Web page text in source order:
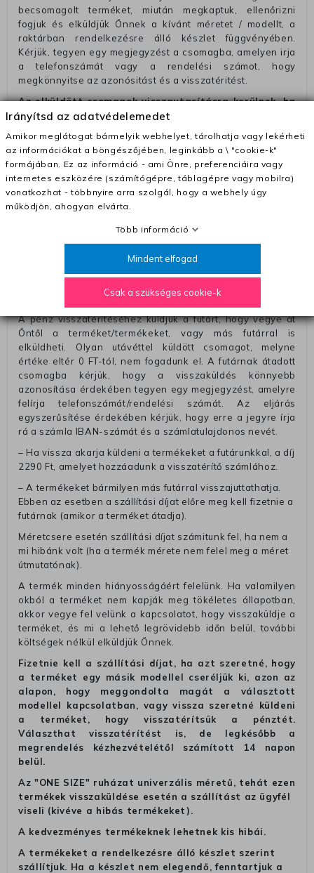
becsomagolt terméket, miután megkaptuk, ellenőrizni
fogjuk és elküldjük Önnek a kívánt méretet / modellt, a
raktárban rendelkezésre álló készlet függvényében.
Kérjük, tegyen egy megjegyzést a csomagba, amelyen irja
a telefonszámát vagy a rendelési számot, hogy
megkönnyitse az azonósitást és a visszatéritést.
Az elküldött csomagok visszautasításra kerülnek, ha
ezeket nem megfelelő módon csomagolják !!
Szállítási díjak:
– Futár - kézbesítés az ország egész területén, 2-3
munkanapon belül a megrendelés e-mailben / sms-ben
történő megerősítésétől számítva
– Szállítás 1700 Ft (+400 Ft utánvéttel)
– Ingyenes szállítás 31600 Ft feletti megrendeléseknél
(+400 Ft utánvétte)
– A kapott termék cseréjéért 3780 Ft szállítási díjat
számolunk fel (oda -vissza út)
Pénzvisszatérítés:
A pénz visszatérítéséhez küldjük a futárt, hogy vegye át
Öntől a terméket/termékeket, vagy más futárral is
elküldheti. Olyan utávéttel küldött csomagot, melyne
értéke eltér 0 FT-tól, nem fogadunk el. A futárnak átadott
csomagba kérjük, hogy a visszaküldés könnyebb
azonosítása érdekében tegyen egy megjegyzést, amelyre
felírja telefonszámát/rendelési számát. Az eljárás
egyszerűsítése érdekében kérjük, hogy erre a jegyre írja
rá a számla IBAN-számát és a számlatulajdonos nevét.
– Ha vissza akarja küldeni a termékeket a futárunkkal, a díj
2290 Ft, amelyet hozzáadunk a visszatérítő számlához.
– A termékeket bármilyen más futárral visszajuttathatja.
Ebben az esetben a szállítási díjat előre meg kell fizetnie a
futárnak (amikor a terméket átadja).
Méretcsere esetén szállítási díjat számitunk fel, ha nem a
mi hibánk volt (ha a termék mérete nem felel meg a méret
útmutatónak).
A termék minden hiányosságáért felelünk. Ha valamilyen
okból a terméket nem kapják meg tökéletes állapotban,
akkor vegye fel velünk a kapcsolatot, hogy visszaküldje a
terméket, és mi a lehető legrövidebb időn belül, további
költségek nélkül elküldjük Önnek.
Fizetnie kell a szállítási díjat, ha azt szeretné, hogy
a terméket egy másik modellel cseréljük ki, azon az
alapon, hogy meggondolta magát a választott
modellel kapcsolatban, vagy vissza szeretné küldeni
a terméket, hogy visszatérítsük a pénztét.
Választhat visszatérítést is, de legkésőbb a
megrendelés kézhezvételétől számított 14 napon
belül.
Az "ONE SIZE" ruházat univerzális méretű, tehát ezen
termékek visszaküldése esetén a szállítást az ügyfél
viseli (kivéve a hibás termékeket).
A kedvezményes termékeknek lehetnek kis hibái.
A termékeket a rendelkezésre álló készlet szerint
szállítjuk. Ha a készlet nem elegendő, fenntartjuk a
Irányítsd az adatvédelemedet
Amikor meglátogat bármelyik webhelyet, tárolhatja vagy lekérheti
az információkat a böngészőjében, leginkább a \ "cookie-k"
formájában. Ez az információ - ami Önre, preferenciáira vagy
internetes eszközére (számítógépre, táblagépre vagy mobilra)
vonatkozhat - többnyire arra szolgál, hogy a webhely úgy
működjön, ahogyan elvárta.
Több információ
Mindent elfogad
Csak a szükséges cookie-k